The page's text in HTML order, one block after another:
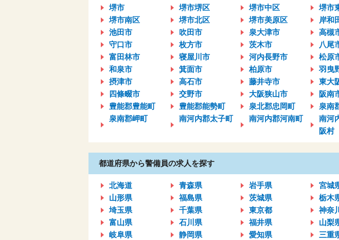
堺市
堺市堺区 堺市中区 堺市
堺市南区
堺市北区 堺市美原区 岸和
池田市
吹田市 泉大津市 高槻
守口市
枚方市 茨木市 八尾
富田林市
寝屋川市 河内長野市 松原
和泉市
箕面市 柏原市 羽曳
摂津市
高石市 藤井寺市 東大
四條畷市
交野市 大阪狭山市 阪南
豊能郡豊能町
豊能郡能勢町 泉北郡忠岡町 泉南
泉南郡岬町
南河内郡太子町 南河内郡河南町
南河
阪村
都道府県から警備員の求人を探す
北海道 青森県 岩手県 宮城
山形県
福島県 茨城県 栃木
埼玉県
千葉県 東京都 神奈
富山県
石川県 福井県 山梨
岐阜県
静岡県 愛知県 三重